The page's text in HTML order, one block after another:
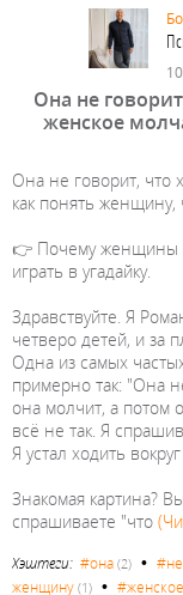
Она не
женское
Она не говорит, что
как понять женщину,
👉 Почему женщины
играть в угадайку.
Здравствуйте. Я
четверо детей, и за
Одна из самых
примерно так: "Она
она молчит, а потом
всё не так. Я
Я устал ходить
Знакомая картина?
спрашиваете "что
Хэштеги: #она (2) •
женщину (1) •